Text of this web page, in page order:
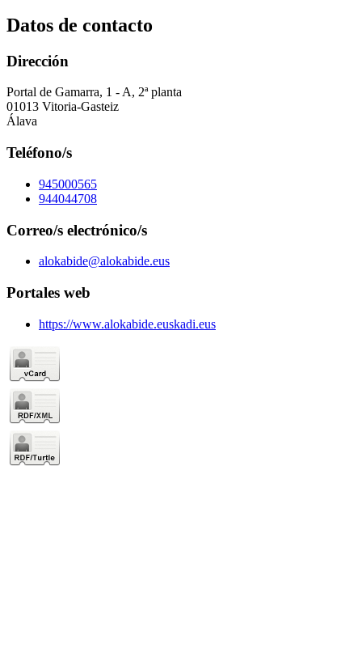
Datos de contacto
Dirección
Portal de Gamarra, 1 - A, 2ª planta
01013 Vitoria-Gasteiz
Álava
Teléfono/s
945000565
944044708
Correo/s electrónico/s
alokabide@alokabide.eus
Portales web
https://www.alokabide.euskadi.eus